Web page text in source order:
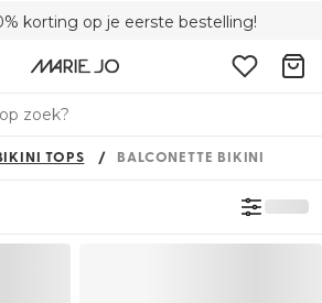
korting op je eerste bestelling!
bezorging boven €90
Gratis retourneren
zoek?
TOPS BALCONETTE BIKINI